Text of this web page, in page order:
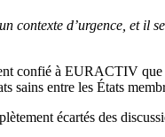
contexte d’urgence, et
confié à EURACTIV
sains entre les États
écartés des